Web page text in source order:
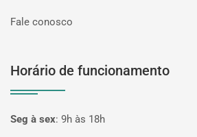
Fale conosco
Horário de funcionamento
Seg à sex: 9h às 18h